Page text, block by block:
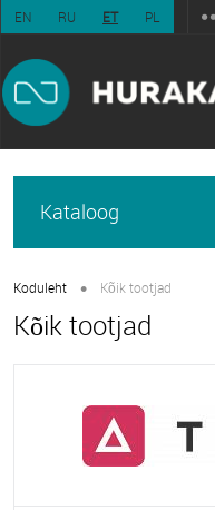
EN RU ET PL
Kataloog
Koduleht • Kõik tootjad
Kõik tootjad